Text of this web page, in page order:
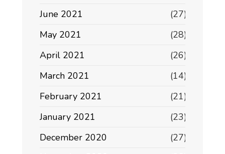
June 2021
(27)
May 2021
(28)
April 2021
(26)
March 2021
(14)
February 2021
(21)
January 2021
(23)
December 2020
(27)